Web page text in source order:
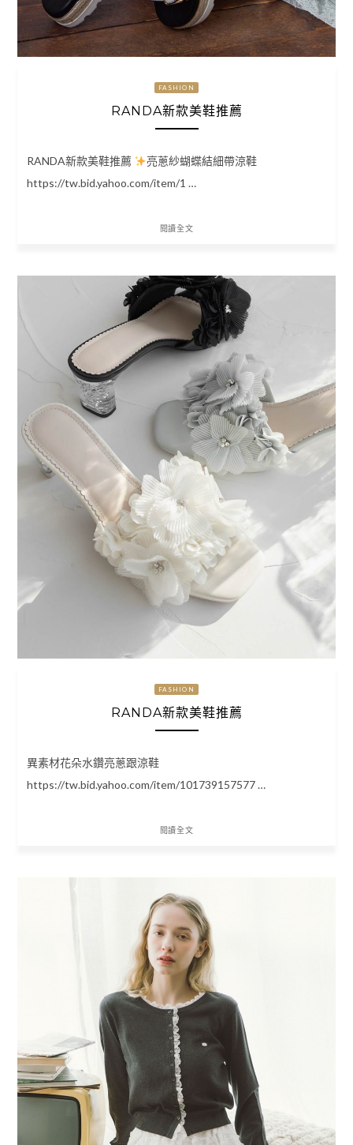
FASHION
RANDA新款美鞋推薦
RANDA新款美鞋推薦
亮蔥紗蝴蝶結細帶涼鞋
https://tw.bid.yahoo.com/item/1 …
閱讀全文
FASHION
RANDA新款美鞋推薦
異素材花朵水鑽亮蔥跟涼鞋
https://tw.bid.yahoo.com/item/101739157577 …
閱讀全文